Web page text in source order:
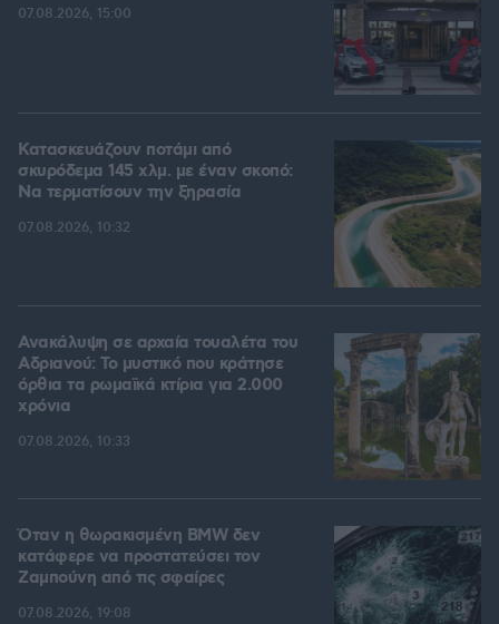
07.08.2026, 15:00
Κατασκευάζουν ποτάμι από
σκυρόδεμα 145 χλμ. με έναν σκοπό:
Να τερματίσουν την ξηρασία
07.08.2026, 10:32
Ανακάλυψη σε αρχαία τουαλέτα του
Αδριανού: Το μυστικό που κράτησε
όρθια τα ρωμαϊκά κτίρια για 2.000
χρόνια
07.08.2026, 10:33
Όταν η θωρακισμένη BMW δεν
κατάφερε να προστατεύσει τον
Ζαμπούνη από τις σφαίρες
07.08.2026, 19:08